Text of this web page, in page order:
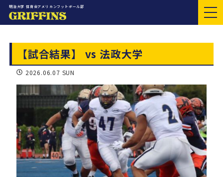
明治大学 体育会アメリカンフットボール部
【試合結果】 vs 法政大学
2026.06.07 SUN